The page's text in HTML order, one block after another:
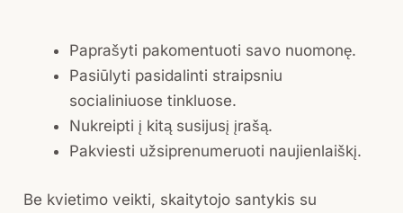
Paprašyti pakomentuoti savo nuomonę.
Pasiūlyti pasidalinti straipsniu
socialiniuose tinkluose.
Nukreipti į kitą susijusį įrašą.
Pakviesti užsiprenumeruoti naujienlaiškį.
Be kvietimo veikti, skaitytojo santykis su